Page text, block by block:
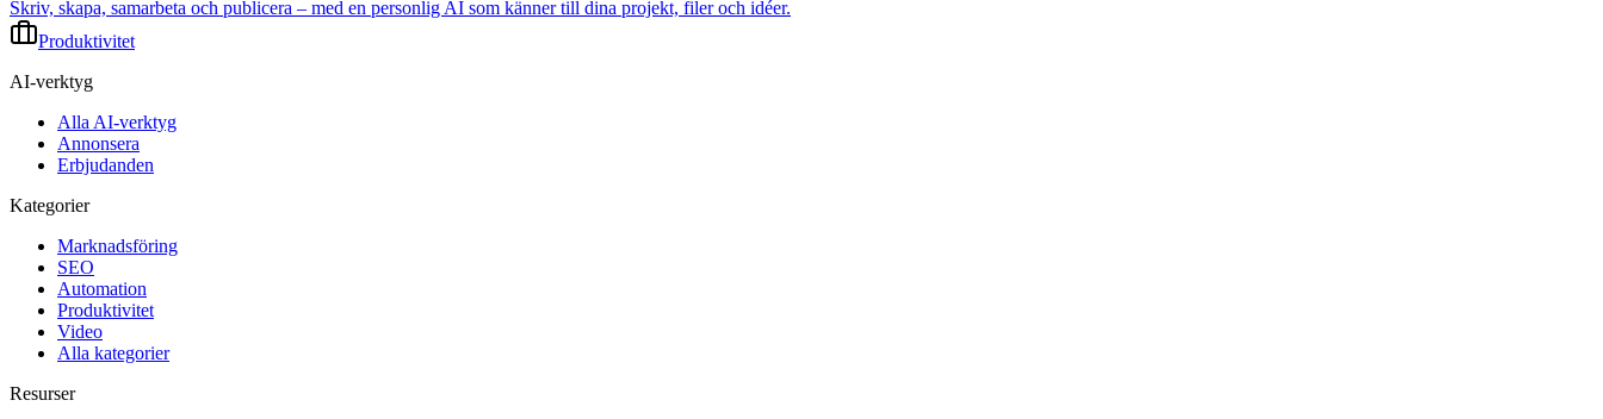
Skriv, skapa, samarbeta och publicera – med en personlig AI som känner till dina projekt, filer och idéer.
Produktivitet
AI-verktyg
Alla AI-verktyg
Annonsera
Erbjudanden
Kategorier
Marknadsföring
SEO
Automation
Produktivitet
Video
Alla kategorier
Resurser